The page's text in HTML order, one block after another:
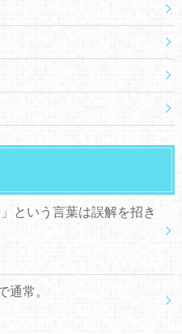
」という言葉は誤解を招き
通常。